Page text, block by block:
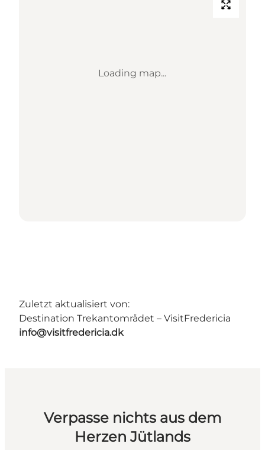
Loading map...
Zuletzt aktualisiert von:
Destination Trekantområdet – VisitFredericia
info@visitfredericia.dk
Verpasse nichts aus dem
Herzen Jütlands